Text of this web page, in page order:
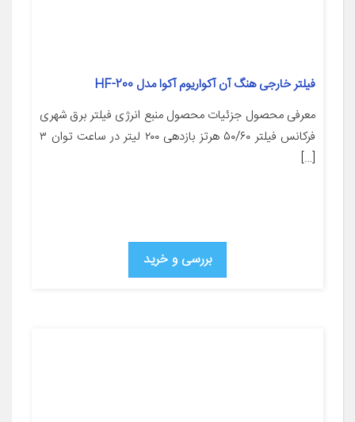
فیلتر خارجی هنگ آن آکواریوم آکوا مدل HF-200
معرفی محصول جزئیات محصول منبع انرژی فیلتر برق شهری
فرکانس فیلتر ۵۰/۶۰ هرتز بازدهی ۲۰۰ لیتر در ساعت توان ۳
[…]
بررسی و خرید